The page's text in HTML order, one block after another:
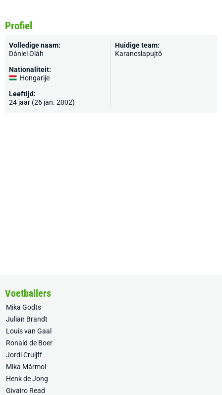
Profiel
Volledige naam:
Dániel Oláh
Nationaliteit:
Hongarije
Leeftijd:
24 jaar (26 jan. 2002)
Huidige team:
Karancslapujtő
Voetballers
Mika Godts
Julian Brandt
Louis van Gaal
Ronald de Boer
Jordi Cruijff
Mika Mármol
Henk de Jong
Givairo Read